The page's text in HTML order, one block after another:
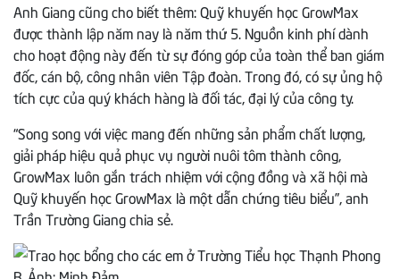
Anh Giang cũng cho biết thêm: Quỹ khuyến học GrowMax
được thành lập năm nay là năm thứ 5. Nguồn kinh phí dành
cho hoạt động này đến từ sự đóng góp của toàn thể ban giám
đốc, cán bộ, công nhân viên Tập đoàn. Trong đó, có sự ủng hộ
tích cực của quý khách hàng là đối tác, đại lý của công ty.
“Song song với việc mang đến những sản phẩm chất lượng,
giải pháp hiệu quả phục vụ người nuôi tôm thành công,
GrowMax luôn gắn trách nhiệm với cộng đồng và xã hội mà
Quỹ khuyến học GrowMax là một dẫn chứng tiêu biểu”, anh
Trần Trường Giang chia sẻ.